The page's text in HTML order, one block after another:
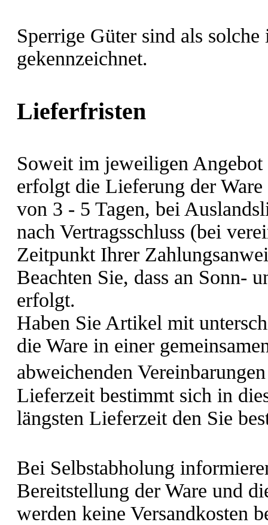
Sperrige Güter sind als
gekennzeichnet.
Lieferfristen
Soweit im jeweiligen Angebot
erfolgt die Lieferung der
von 3 - 5 Tagen, bei
nach Vertragsschluss (bei
Zeitpunkt Ihrer
Beachten Sie, dass an Sonn-
erfolgt.
Haben Sie Artikel mit
die Ware in einer
abweichenden
Lieferzeit bestimmt sich in
längsten Lieferzeit den Sie
Bei Selbstabholung
Bereitstellung der Ware und
werden keine Versandkosten